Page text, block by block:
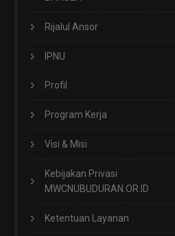
Rijalul Ansor
IPNU
Profil
Program Kerja
Visi & Misi
Kebijakan Privasi
MWCNUBUDURAN.OR.ID
Ketentuan Layanan